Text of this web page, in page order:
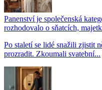
Panenství je společenská
rozhodovalo o sňatcích,
Po staletí se lidé snažili zjistit
prozradit. Zkoumali svatební...